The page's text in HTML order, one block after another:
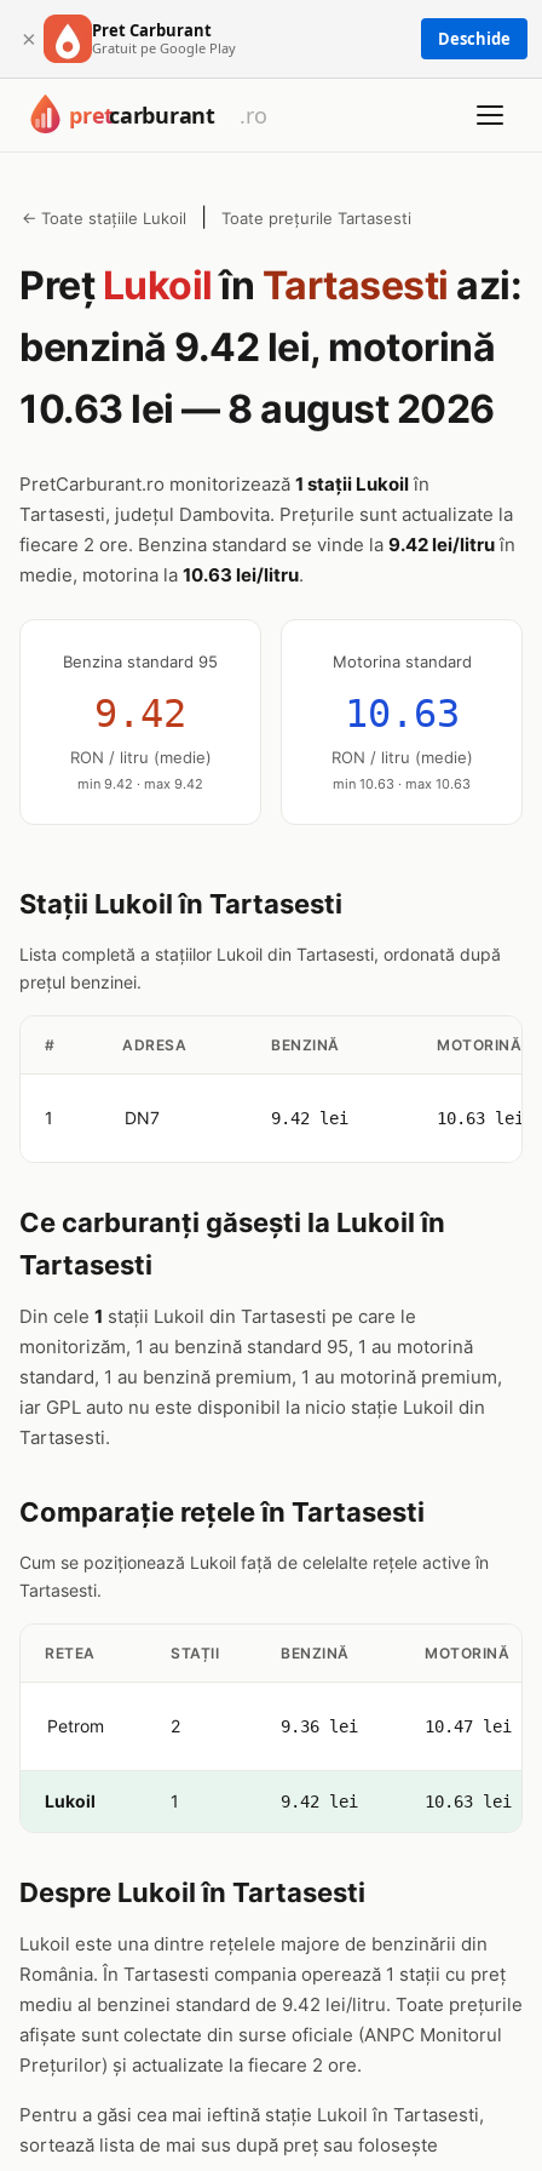
× Pret Carburant
Gratuit pe Google Play Deschide
← Toate stațiile Lukoil Toate prețurile Tartasesti
Preț Lukoilîn Tartasesti azi:
benzină 9.42 lei, motorină
10.63 lei — 8 august 2026
PretCarburant.ro monitorizează 1 stații Lukoilîn
Tartasesti, județul Dambovita. Prețurile sunt actualizate la
fiecare 2 ore. Benzina standard se vinde la 9.42 lei/litruîn
medie, motorina la 10.63 lei/litru.
Benzina standard 95
9.42
RON / litru (medie)
min 9.42 · max 9.42
Motorina standard
10.63
RON / litru (medie)
min 10.63 · max 10.63
Stații Lukoil în Tartasesti
Lista completă a stațiilor Lukoil din Tartasesti, ordonată după
prețul benzinei.
# ADRESA BENZINĂ MOTORINĂ
1 DN7 9.42 lei 10.63 lei
Ce carburanți găsești la Lukoil în
Tartasesti
Din cele 1 stații Lukoil din Tartasesti pe care le
monitorizăm, 1 au benzină standard 95, 1 au motorină
standard, 1 au benzină premium, 1 au motorină premium,
iar GPL auto nu este disponibil la nicio stație Lukoil din
Tartasesti.
Comparație rețele în Tartasesti
Cum se poziționează Lukoil față de celelalte rețele active în
Tartasesti.
RETEA STAȚII BENZINĂ MOTORINĂ
Petrom 2 9.36 lei 10.47 lei
Lukoil 1 9.42 lei 10.63 lei
Despre Lukoil în Tartasesti
Lukoil este una dintre rețelele majore de benzinării din
România. În Tartasesti compania operează 1 stații cu preț
mediu al benzinei standard de 9.42 lei/litru. Toate prețurile
afișate sunt colectate din surse oficiale (ANPC Monitorul
Prețurilor) și actualizate la fiecare 2 ore.
Pentru a găsi cea mai ieftină stație Lukoil în Tartasesti,
sortează lista de mai sus după preț sau folosește